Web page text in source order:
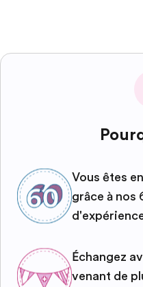
Vous êtes
grâce à nos
Échangez
venant de